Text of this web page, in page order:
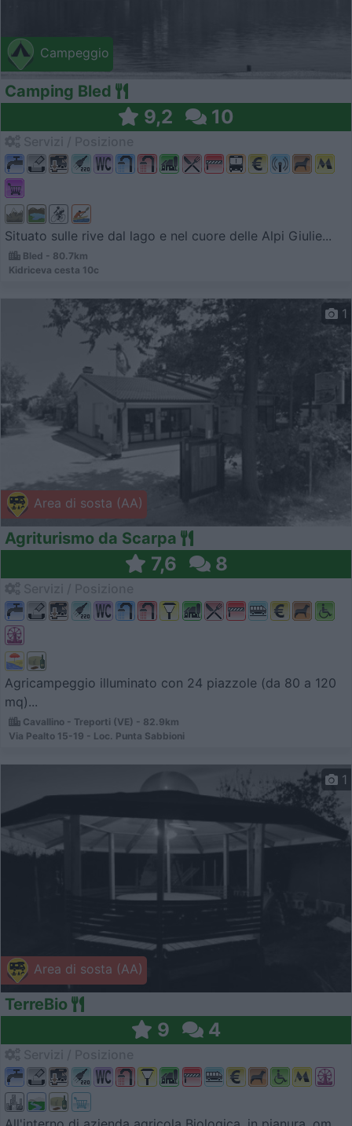
Campeggio
Camping Bled
9,2 10
Situato sulle rive dal lago e nel cuore delle Alpi Giulie...
Bled - 80.7km
Kidriceva cesta 10c
Area di sosta (AA)
1
Agriturismo da Scarpa
7,6 8
Agricampeggio illuminato con 24 piazzole (da 80 a 120
mq)...
Cavallino - Treporti (VE) - 82.9km
Via Pealto 15-19 - Loc. Punta Sabbioni
Area di sosta (AA)
1
TerreBio
9 4